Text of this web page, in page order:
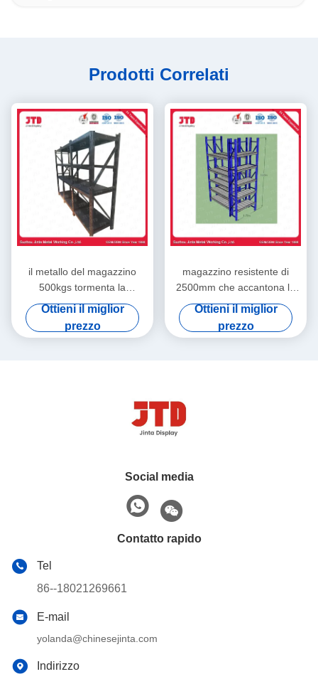
Prodotti Correlati
il metallo del magazzino
500kgs tormenta la
scaffalatura d'acciaio saldata
il nero della fila della BV 4
Ottieni il miglior
prezzo
magazzino resistente di
2500mm che accantona la
scaffalatura commerciale
della fila 2000kgs 6
Ottieni il miglior
prezzo
Social media
Contatto rapido
Tel
86--18021269661
E-mail
yolanda@chinesejinta.com
Indirizzo